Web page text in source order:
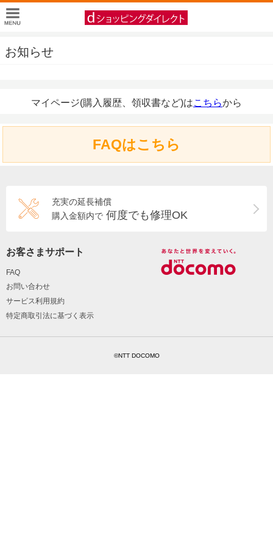
お知らせ
マイページ(購入履歴、領収書など)はこちらから
FAQはこちら
充実の延長補償
購入金額内で 何度でも修理OK
お客さまサポート
FAQ
お問い合わせ
サービス利用規約
特定商取引法に基づく表示
©NTT DOCOMO